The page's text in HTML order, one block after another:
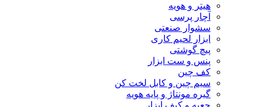
هیتر و هویه
آچار پرسی
سشوار صنعتی
ابزار لحیم کاری
پیچ گوشتی
پنس و ست ابزار
کف چین
سیم چین و کابل لخت کن
گیره مونتاژ و پایه هویه
جعبه و کیف ابزار